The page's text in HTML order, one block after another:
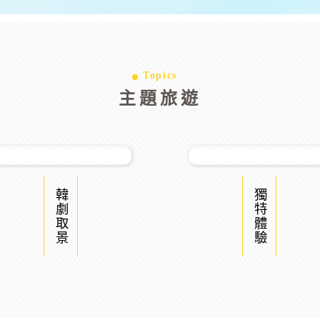
Topics
主題旅遊
韓劇取景 獨特體驗